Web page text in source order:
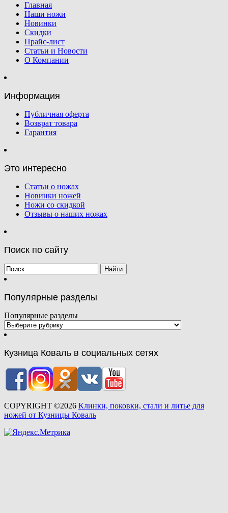
Главная
Наши ножи
Новинки
Скидки
Прайс-лист
Статьи и Новости
О Компании
Информация
Публичная оферта
Возврат товара
Гарантия
Это интересно
Статьи о ножах
Новинки ножей
Ножи со скидкой
Отзывы о наших ножах
Поиск по сайту
Популярные разделы
Популярные разделы
Кузница Коваль в социальных сетях
COPYRIGHT ©2026 Клинки, поковки, стали и литье для
ножей от Кузницы Коваль